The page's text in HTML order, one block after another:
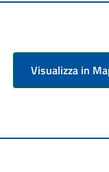
Visualizza in